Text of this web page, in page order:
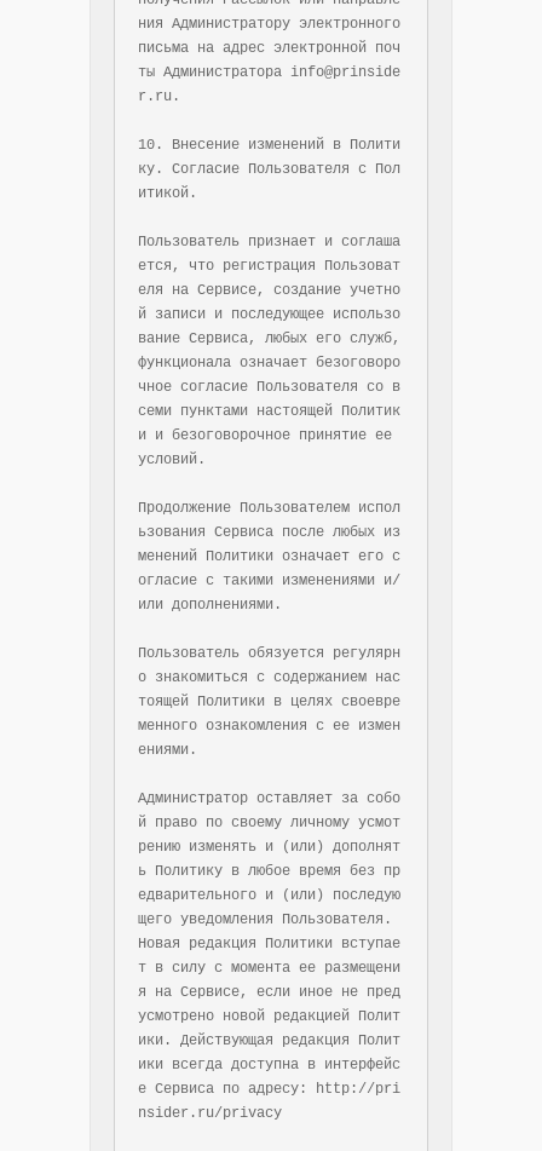
ния Администратору электронного
письма на адрес электронной поч
ты Администратора info@prinside
r.ru.
10. Внесение изменений в Полити
ку. Согласие Пользователя с Пол
итикой.
Пользователь признает и соглаша
ется, что регистрация Пользоват
еля на Сервисе, создание учетно
й записи и последующее использо
вание Сервиса, любых его служб,
функционала означает безоговоро
чное согласие Пользователя со в
семи пунктами настоящей Политик
и и безоговорочное принятие ее
условий.
Продолжение Пользователем испол
ьзования Сервиса после любых из
менений Политики означает его с
огласие с такими изменениями и/
или дополнениями.
Пользователь обязуется регулярн
о знакомиться с содержанием нас
тоящей Политики в целях своевре
менного ознакомления с ее измен
ениями.
Администратор оставляет за собо
й право по своему личному усмот
рению изменять и (или) дополнят
ь Политику в любое время без пр
едварительного и (или) последую
щего уведомления Пользователя.
Новая редакция Политики вступае
т в силу с момента ее размещени
я на Сервисе, если иное не пред
усмотрено новой редакцией Полит
ики. Действующая редакция Полит
ики всегда доступна в интерфейс
е Сервиса по адресу: http://pri
nsider.ru/privacy